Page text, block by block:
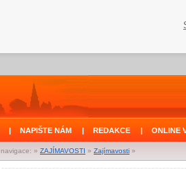
| NAPIŠTE NÁM | REDAKCE | ONLINE
navigace: » ZAJÍMAVOSTI » Zajímavosti »